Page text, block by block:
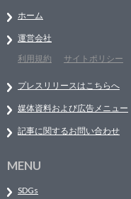
ホーム
運営会社
利用規約
サイトポリシー
プレスリリースはこちらへ
媒体資料および広告メニュー
記事に関するお問い合わせ
MENU
SDGs